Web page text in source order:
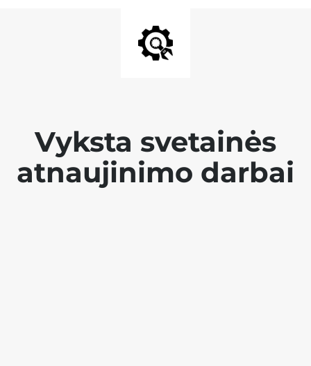
Vyksta svetainės
atnaujinimo darbai